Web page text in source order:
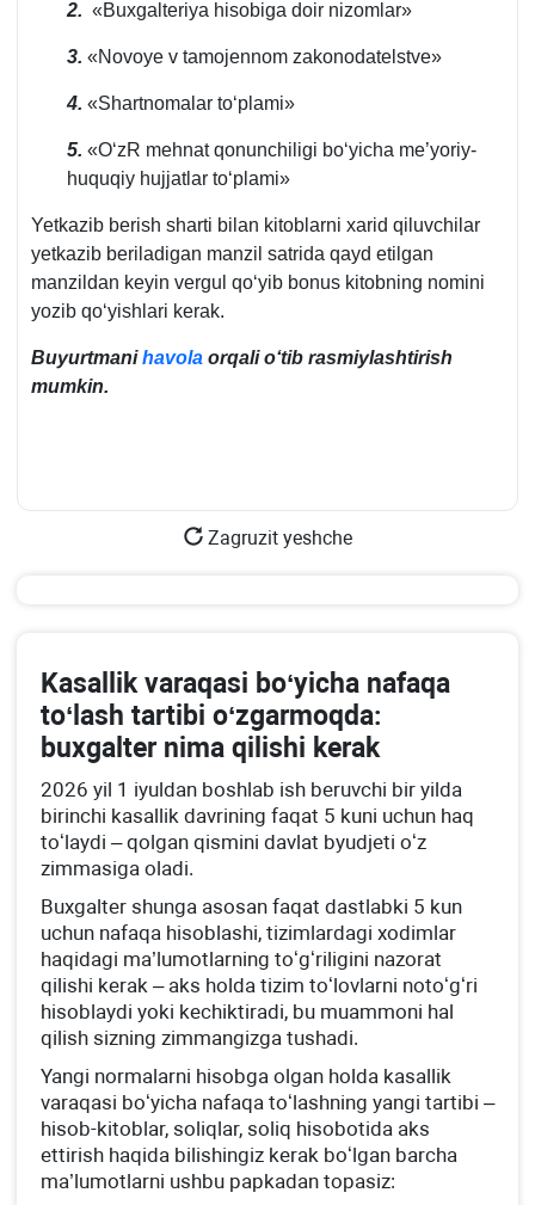
2. «Buхgalteriya hisobiga doir nizomlar»
3. «Novoye v tamojennom zakonodatelstve»
4. «Shartnomalar toʻplami»
5. «OʻzR mehnat qonunchiligi boʻyicha me’yoriy-
huquqiy hujjatlar toʻplami»
Yetkazib berish sharti bilan kitoblarni хarid qiluvchilar
yetkazib beriladigan manzil satrida qayd etilgan
manzildan keyin vergul qoʻyib bonus kitobning nomini
yozib qoʻyishlari kerak.
Buyurtmanihavola orqali oʻtib rasmiylashtirish
mumkin.
Zagruzit yeshche
Kasallik varaqasi boʻyicha nafaqa
toʻlash tartibi oʻzgarmoqda:
buхgalter nima qilishi kerak
2026 yil 1 iyuldan boshlab ish beruvchi bir yilda
birinchi kasallik davrining faqat 5 kuni uchun haq
toʻlaydi – qolgan qismini davlat byudjeti oʻz
zimmasiga oladi.
Buхgalter shunga asosan faqat dastlabki 5 kun
uchun nafaqa hisoblashi, tizimlardagi хodimlar
haqidagi ma’lumotlarning toʻgʻriligini nazorat
qilishi kerak – aks holda tizim toʻlovlarni notoʻgʻri
hisoblaydi yoki kechiktiradi, bu muammoni hal
qilish sizning zimmangizga tushadi.
Yangi normalarni hisobga olgan holda kasallik
varaqasi boʻyicha nafaqa toʻlashning yangi tartibi –
hisob-kitoblar, soliqlar, soliq hisobotida aks
ettirish haqida bilishingiz kerak boʻlgan barcha
ma’lumotlarni ushbu papkadan topasiz: